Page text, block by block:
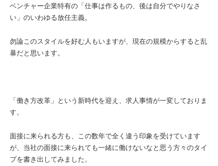
ベンチャー企業特有の「仕事は作るもの、後は自分でやりなさ
い」のいわゆる放任主義。
勿論このスタイルを好む人もいますが、現在の規模からすると乱
暴だと思います。
「働き方改革」という新時代を迎え、求人事情が一変しておりま
す。
面接に来られる方も、この数年で全く違う印象を受けています
が、 当社の面接に来られても一緒に働けないなと思う方々のタイ
プを書き出してみました。